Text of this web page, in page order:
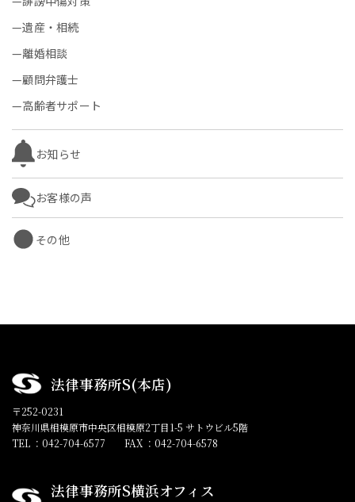
遺産・相続
離婚相談
顧問弁護士
高齢者サポート
お知らせ
お客様の声
その他
法律事務所S(本店)
〒252-0231
神奈川県相模原市中央区相模原2丁目1-5 サトウビル5階
TEL ：042-704-6577 FAX ：042-704-6578
法律事務所S横浜オフィス